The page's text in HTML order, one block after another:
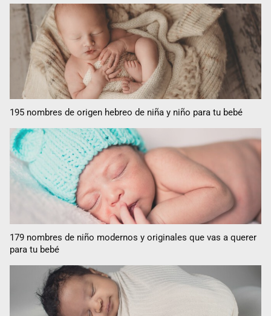
195 nombres de origen hebreo de niña y niño para tu bebé
179 nombres de niño modernos y originales que vas a querer
para tu bebé